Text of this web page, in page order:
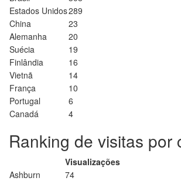
Estados Unidos289
China
23
Alemanha
20
Suécia
19
Finlândia
16
Vietnã
14
França
10
Portugal
6
Canadá
4
Ranking de visitas por
Visualizações
Ashburn
74